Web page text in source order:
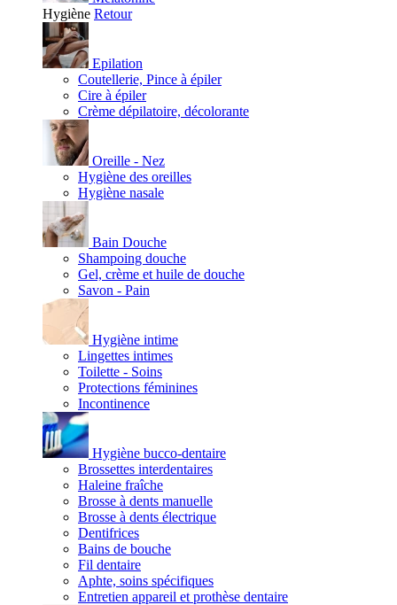
Hygiène Retour
Epilation
Coutellerie, Pince à épiler
Cire à épiler
Crème dépilatoire, décolorante
Oreille - Nez
Hygiène des oreilles
Hygiène nasale
Bain Douche
Shampoing douche
Gel, crème et huile de douche
Savon - Pain
Hygiène intime
Lingettes intimes
Toilette - Soins
Protections féminines
Incontinence
Hygiène bucco-dentaire
Brossettes interdentaires
Haleine fraîche
Brosse à dents manuelle
Brosse à dents électrique
Dentifrices
Bains de bouche
Fil dentaire
Aphte, soins spécifiques
Entretien appareil et prothèse dentaire